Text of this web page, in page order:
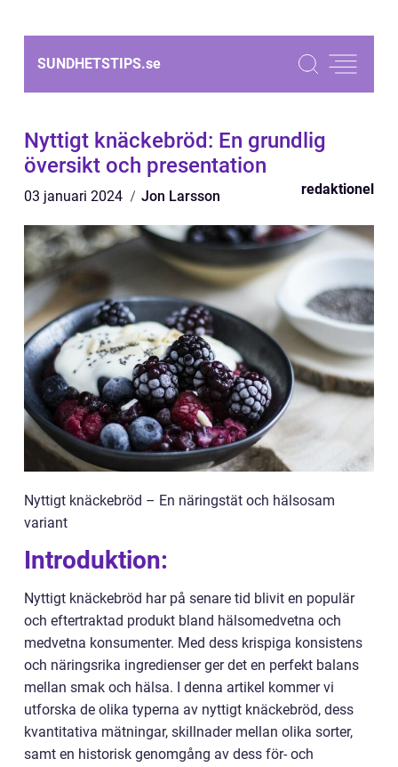
SUNDHETSTIPS.se
Nyttigt knäckebröd: En grundlig
översikt och presentation
03 januari 2024 Jon Larsson redaktionel
Nyttigt knäckebröd – En näringstät och hälsosam
variant
Introduktion:
Nyttigt knäckebröd har på senare tid blivit en populär
och eftertraktad produkt bland hälsomedvetna och
medvetna konsumenter. Med dess krispiga konsistens
och näringsrika ingredienser ger det en perfekt balans
mellan smak och hälsa. I denna artikel kommer vi
utforska de olika typerna av nyttigt knäckebröd, dess
kvantitativa mätningar, skillnader mellan olika sorter,
samt en historisk genomgång av dess för- och